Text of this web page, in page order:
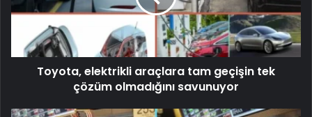
Toyota, elektrikli araçlara tam geçişin tek
çözüm olmadığını savunuyor